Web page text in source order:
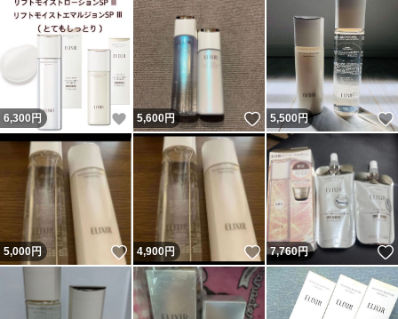
6,300 円 いいね！
5,600円 いいね！
5,500円
5,000円 いいね！
4,900円 いいね！
7,760円